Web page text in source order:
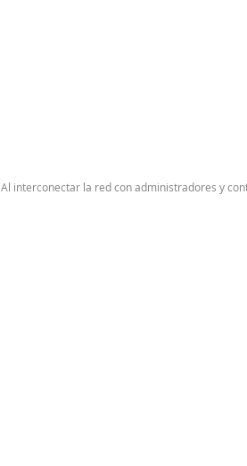
Al interconectar la red con administradores y